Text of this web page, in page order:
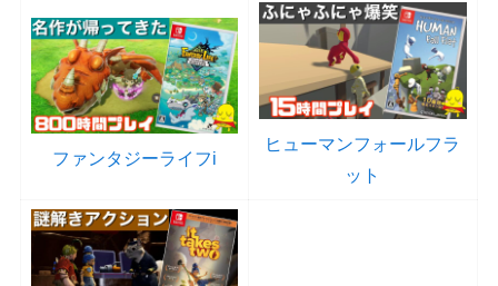
ファンタジーライフi
ヒューマンフォールフラ
ット